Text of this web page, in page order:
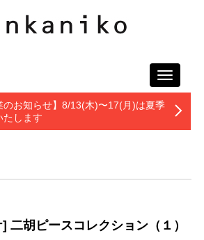
Toggle
のお知らせ】8/13(木)〜17(月)は夏季
たします
二胡ピースコレクション（１）